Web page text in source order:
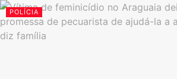
POLÍCIA